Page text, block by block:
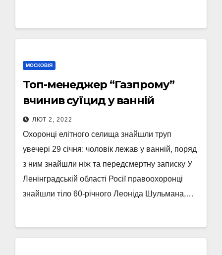
МОСКОВІЯ
Топ-менеджер “Газпрому”
вчинив суїцид у ванній
ЛЮТ 2, 2022
Охоронці елітного селища знайшли труп
увечері 29 січня: чоловік лежав у ванній, поряд
з ним знайшли ніж та передсмертну записку У
Ленінградській області Росії правоохоронці
знайшли тіло 60-річного Леоніда Шульмана,…